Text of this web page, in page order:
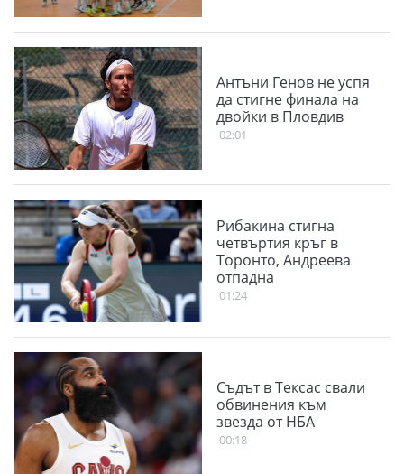
Антъни Генов не успя
да стигне финала на
двойки в Пловдив
02:01
Рибакина стигна
четвъртия кръг в
Торонто, Андреева
отпадна
01:24
Съдът в Тексас свали
обвинения към
звезда от НБА
00:18